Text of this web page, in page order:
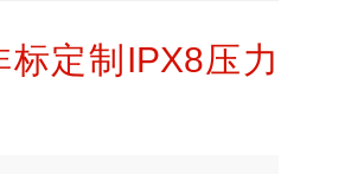
定制IPX8压力